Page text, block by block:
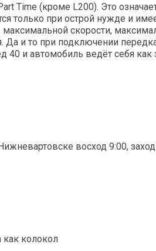
Time (кроме L200). Это
только при острой нужде и
скорости,
Да и то при подключении
40 и автомобиль ведёт себя
восход 9:00,
как колокол